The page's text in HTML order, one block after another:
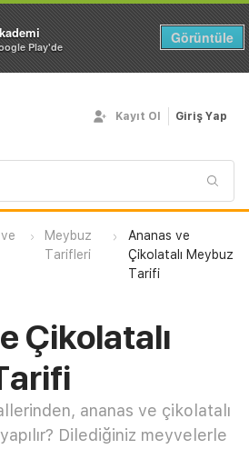
Play'de
Görüntüle
Kayıt Ol Giriş Yap
Meybuz
Tarifleri
Ananas ve
Çikolatalı Meybuz
Tarifi
Çikolatalı
ananas ve çikolatalı
Dilediğiniz meyvelerle